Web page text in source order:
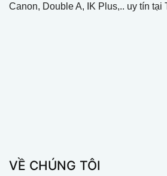
Canon, Double A, IK Plus,.. uy tín tại
VỀ CHÚNG TÔI